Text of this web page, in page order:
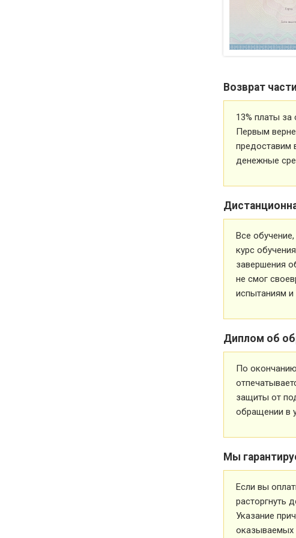
Возврат
13% платы
Первым
предоставим
денежные
Все
курс
завершения
не смог
испытаниям и
Диплом об
По
защиты от
обращении в
Мы
Если вы
расторгнуть
Указание
оказываемых